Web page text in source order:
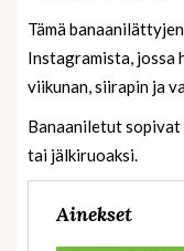
Tämä
Instagramista, jossa
viikunan, siirapin ja
Banaaniletut sopivat
tai jälkiruoaksi.
Ainekset